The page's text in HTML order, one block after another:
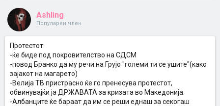
Ashling
Популарен член
Протестот:
-ќе биде под покровителство на СДСМ
-повод Бранко да му речи на Грујо "големи ти се ушите"(како
зајакот на магарето)
-Велија ТВ пристрасно ќе го пренесува протестот,
обвинувајќи ја ДРЖАВАТА за кризата во Македонија.
-Албанците ќе бараат да им се реши еднаш за секогаш